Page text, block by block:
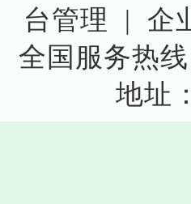
台管理 | 企
全国服务热
地址